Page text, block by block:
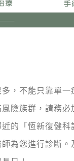
，不能只靠單一
險族群，請務必
的「恆新復健科
為您進行診斷。